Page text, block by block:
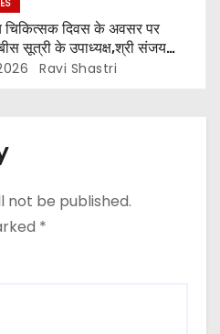
सम्मिलित हुए।
चिकित्सक दिवस के अवसर पर
सूत्री के उपाध्यक्ष,श्री संजय
सोसाइटी हेल्पर ग्रुप के अनमोल जी
एव चिकित्सकों को सम्मानित किया
Ravi Shastri
not be published.
*